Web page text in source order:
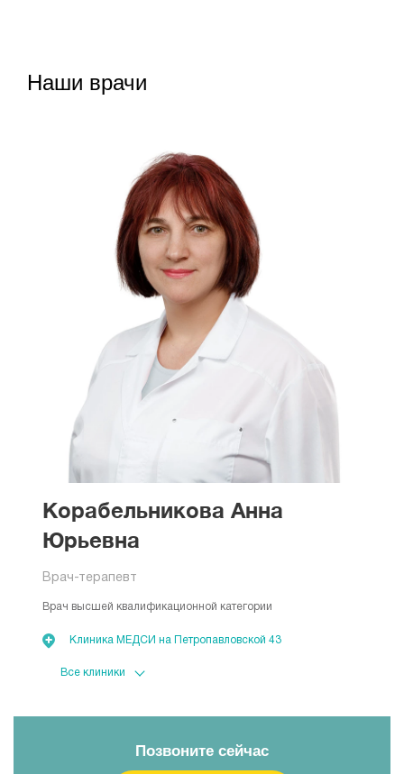
Наши врачи
Корабельникова Анна
Юрьевна
Врач-терапевт
Врач высшей квалификационной категории
Клиника МЕДСИ на Петропавловской 43
Клиника МЕДСИ на Гашкова
Позвоните сейчас